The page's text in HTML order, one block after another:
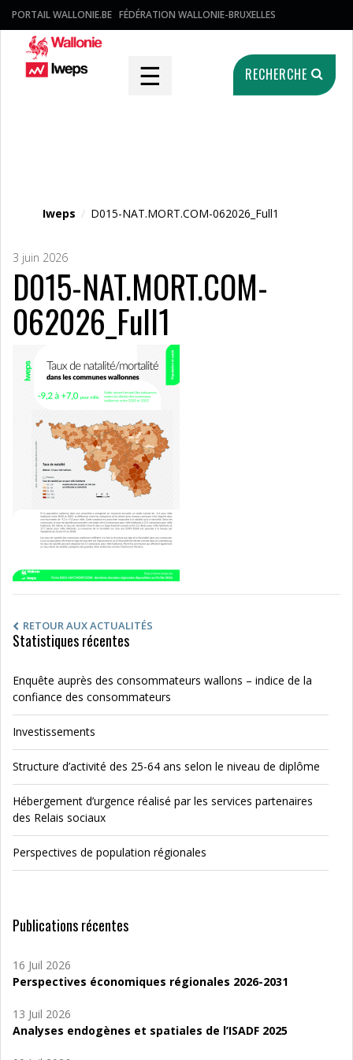
PORTAIL WALLONIE.BE FÉDÉRATION WALLONIE-BRUXELLES
☰ RECHERCHE
Iweps / D015-NAT.MORT.COM-062026_Full1
3 juin 2026
D015-NAT.MORT.COM-
062026_Full1
RETOUR AUX ACTUALITÉS
Statistiques récentes
Enquête auprès des consommateurs wallons – indice de la
confiance des consommateurs
Investissements
Structure d’activité des 25-64 ans selon le niveau de diplôme
Hébergement d’urgence réalisé par les services partenaires
des Relais sociaux
Perspectives de population régionales
Publications récentes
16 Juil 2026
Perspectives économiques régionales 2026-2031
13 Juil 2026
Analyses endogènes et spatiales de l’ISADF 2025